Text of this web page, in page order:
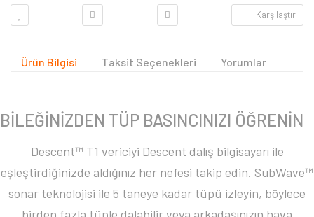
Karşılaştır
Ürün Bilgisi Taksit Seçenekleri Yorumlar
BİLEĞİNİZDEN TÜP BASINCINIZI ÖĞRENİN
Descent™ T1 vericiyi Descent dalış bilgisayarı ile
eşleştirdiğinizde aldığınız her nefesi takip edin. SubWave™
sonar teknolojisi ile 5 taneye kadar tüpü izleyin, böylece